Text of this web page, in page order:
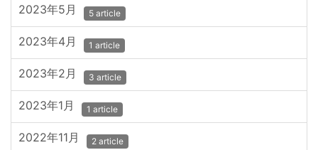
2023年5月 5 article
2023年4月 1 article
2023年2月 3 article
2023年1月 1 article
2022年11月 2 article